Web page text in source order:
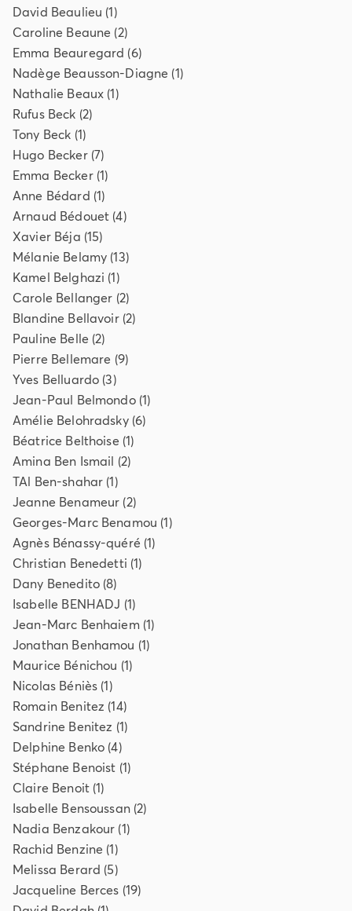
David Beaulieu (1)
Caroline Beaune (2)
Emma Beauregard (6)
Nadège Beausson-Diagne (1)
Nathalie Beaux (1)
Rufus Beck (2)
Tony Beck (1)
Hugo Becker(7)
Emma Becker(1)
Anne Bédard (1)
Arnaud Bédouet (4)
Xavier Béja (15)
Mélanie Belamy (13)
Kamel Belghazi (1)
Carole Bellanger (2)
Blandine Bellavoir(2)
Pauline Belle (2)
Pierre Bellemare (9)
Yves Belluardo (3)
Jean-Paul Belmondo(1)
Amélie Belohradsky(6)
Béatrice Belthoise (1)
Amina Ben Ismail (2)
TAl Ben-shahar (1)
Jeanne Benameur (2)
Georges-Marc Benamou (1)
Agnès Bénassy-quéré (1)
Christian Benedetti (1)
Dany Benedito(8)
Isabelle BENHADJ (1)
Jean-Marc Benhaiem(1)
Jonathan Benhamou (1)
Maurice Bénichou (1)
Nicolas Béniès (1)
Romain Benitez (14)
Sandrine Benitez (1)
Delphine Benko (4)
Stéphane Benoist (1)
Claire Benoit(1)
Isabelle Bensoussan(2)
Nadia Benzakour (1)
Rachid Benzine (1)
Melissa Berard (5)
Jacqueline Berces (19)